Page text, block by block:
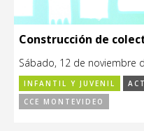
Construcción de
Sábado, 12 de noviembre
INFANTIL Y JUVENIL
CCE MONTEVIDEO